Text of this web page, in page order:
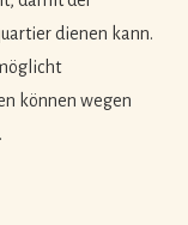
dienen kann.
können wegen